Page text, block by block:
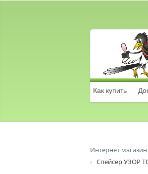
Как купить
Интернет
Спейсер УЗОР